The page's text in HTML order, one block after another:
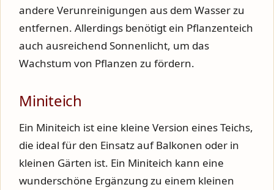
andere Verunreinigungen aus dem Wasser zu
entfernen. Allerdings benötigt ein Pflanzenteich
auch ausreichend Sonnenlicht, um das
Wachstum von Pflanzen zu fördern.
Miniteich
Ein Miniteich ist eine kleine Version eines Teichs,
die ideal für den Einsatz auf Balkonen oder in
kleinen Gärten ist. Ein Miniteich kann eine
wunderschöne Ergänzung zu einem kleinen